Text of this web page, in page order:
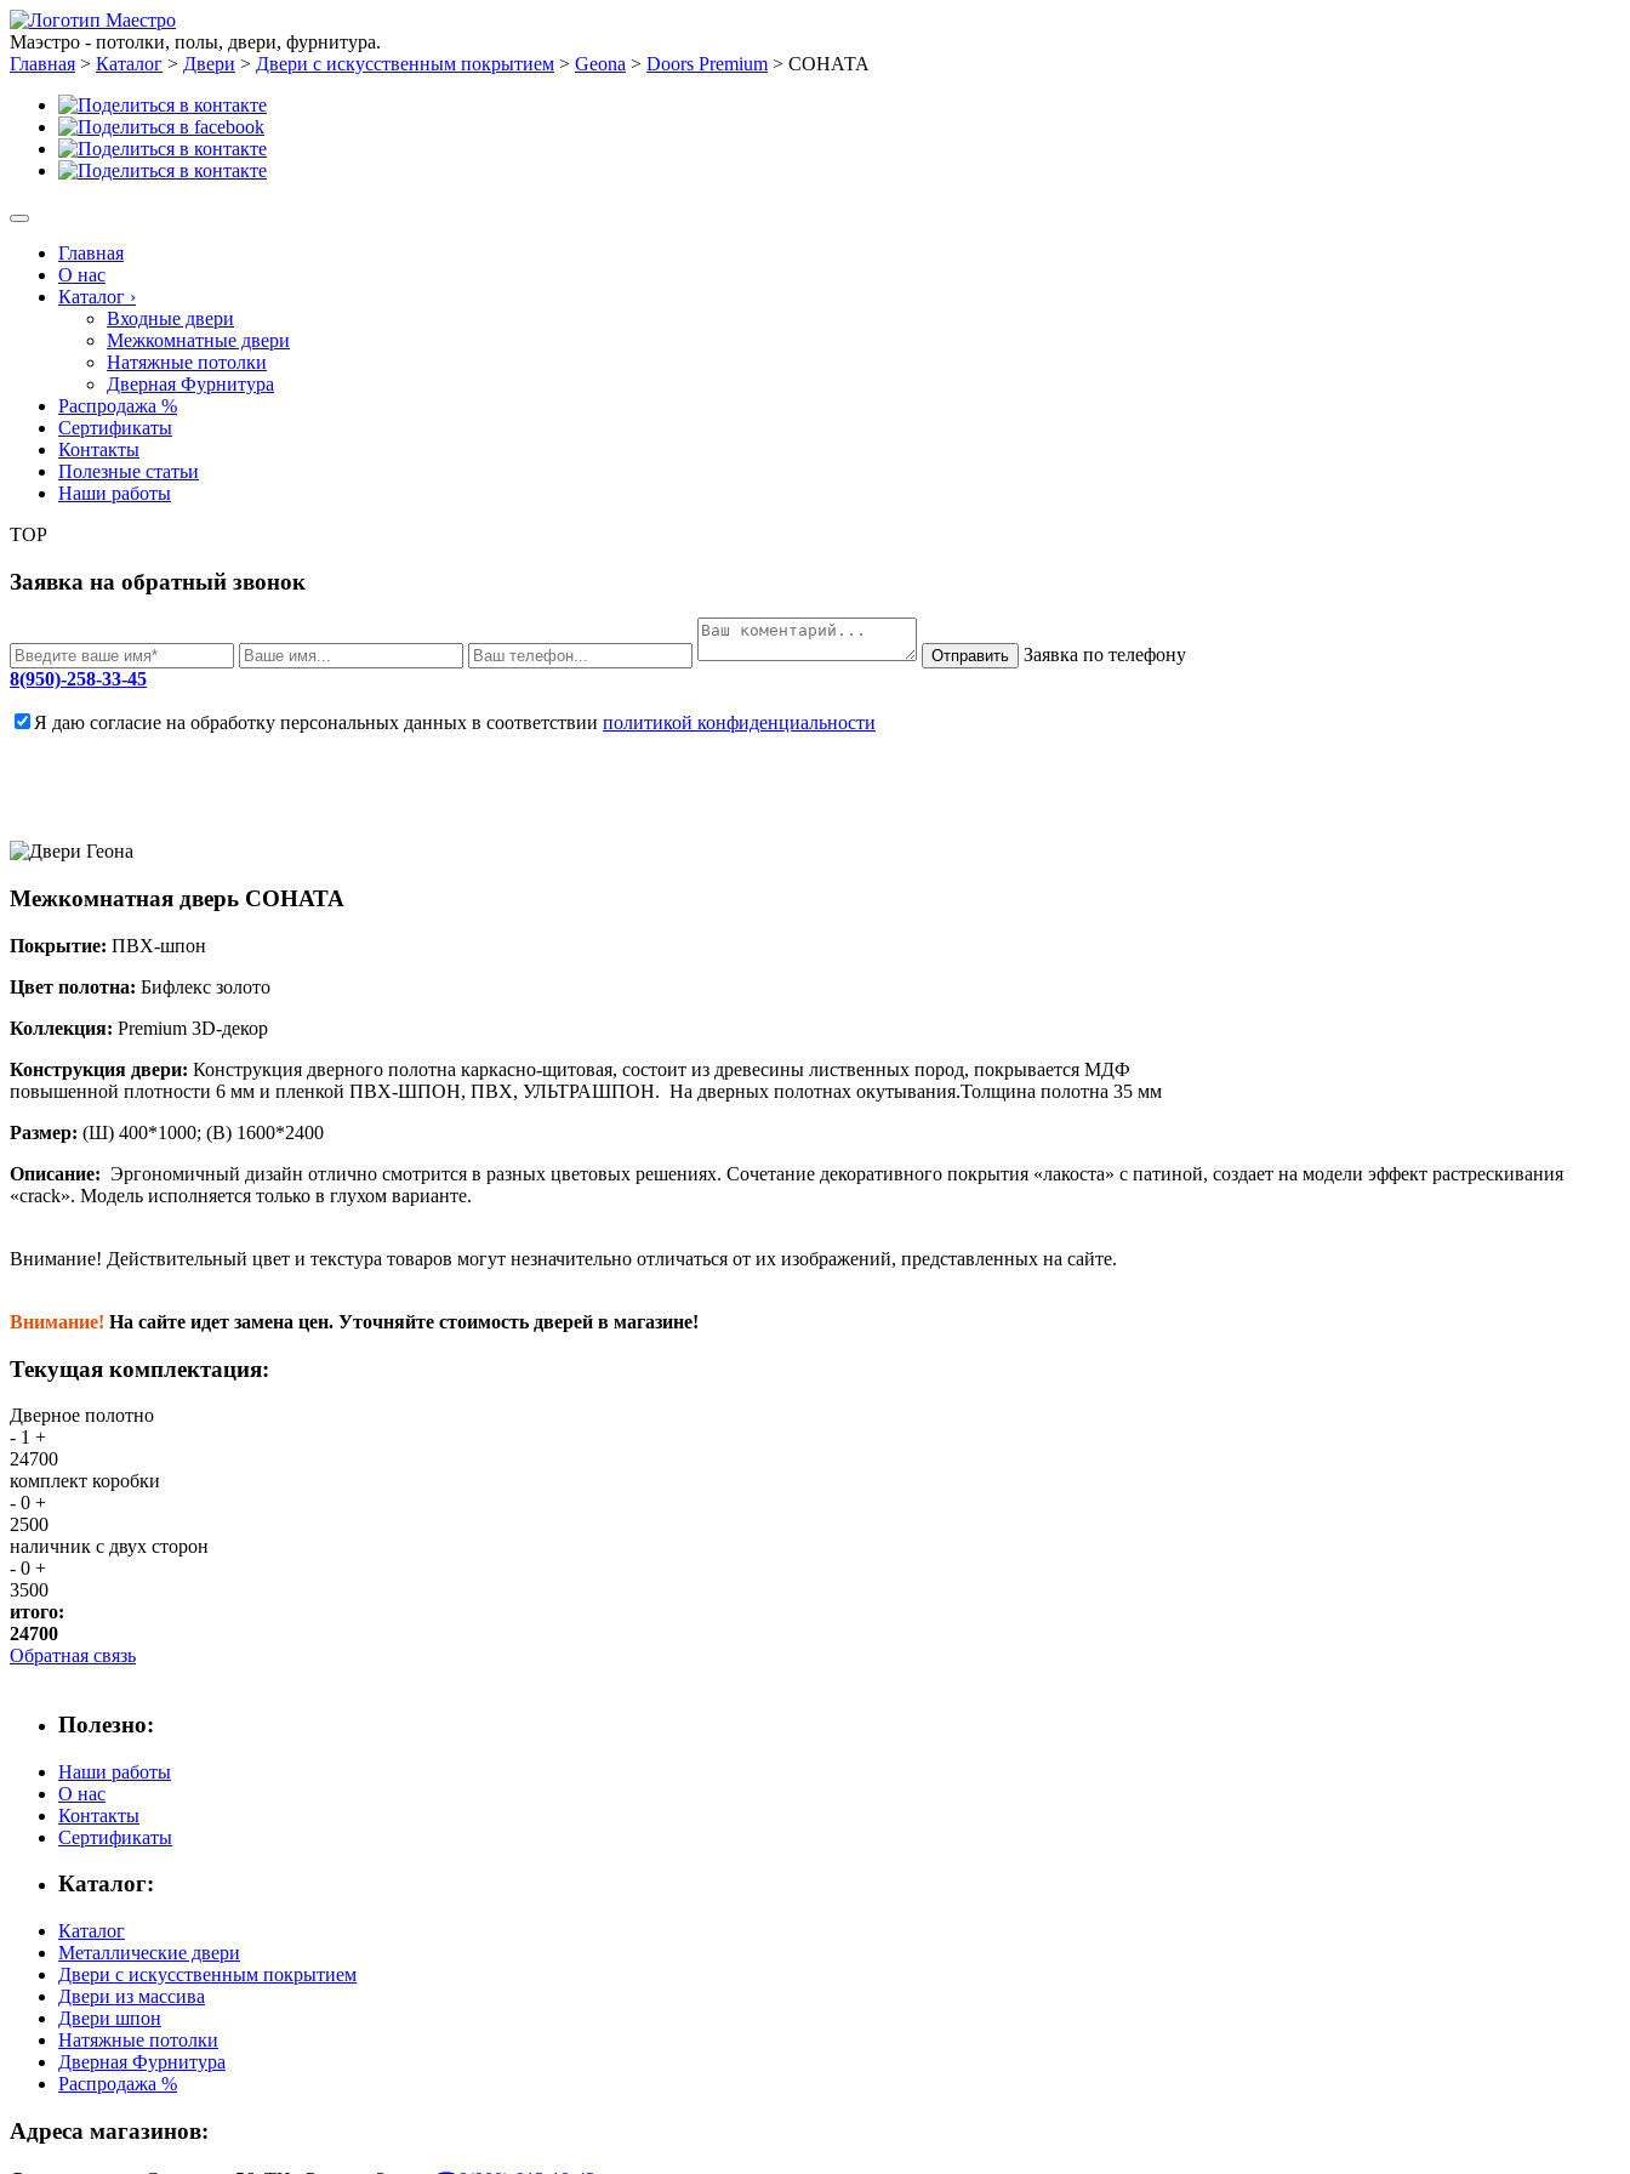
Маэстро - потолки, полы, двери, фурнитура.
Главная > Каталог > Двери > Двери с искусственным покрытием > Geona > Doors Premium > СОНАТА
Главная
О нас
Каталог ›
Входные двери
Межкомнатные двери
Натяжные потолки
Дверная Фурнитура
Распродажа %
Сертификаты
Контакты
Полезные статьи
Наши работы
TOP
Заявка на обратный звонок
Отправить
Заявка по телефону
8(950)-258-33-45
Я даю согласие на обработку персональных данных в соответствии политикой конфиденциальности
Межкомнатная дверь СОНАТА
Покрытие: ПВХ-шпон
Цвет полотна: Бифлекс золото
Коллекция: Premium 3D-декор
Конструкция двери: Конструкция дверного полотна каркасно-щитовая, состоит из древесины лиственных пород, покрывается МДФ
повышенной плотности 6 мм и пленкой ПВХ-ШПОН, ПВХ, УЛЬТРАШПОН. На дверных полотнах окутывания.Толщина полотна 35 мм
Размер: (Ш) 400*1000; (В) 1600*2400
Описание: Эргономичный дизайн отлично смотрится в разных цветовых решениях. Сочетание декоративного покрытия «лакоста» с патиной, создает на модели эффект растрескивания
«crack». Модель исполняется только в глухом варианте.
Внимание! Действительный цвет и текстура товаров могут незначительно отличаться от их изображений, представленных на сайте.
Внимание! На сайте идет замена цен. Уточняйте стоимость дверей в магазине!
Текущая комплектация:
Дверное полотно
- 1 +
24700
комплект коробки
- 0 +
2500
наличник с двух сторон
- 0 +
3500
итого:
24700
Обратная связь
Полезно:
Наши работы
О нас
Контакты
Сертификаты
Каталог:
Каталог
Металлические двери
Двери с искусственным покрытием
Двери из массива
Двери шпон
Натяжные потолки
Дверная Фурнитура
Распродажа %
Адреса магазинов: